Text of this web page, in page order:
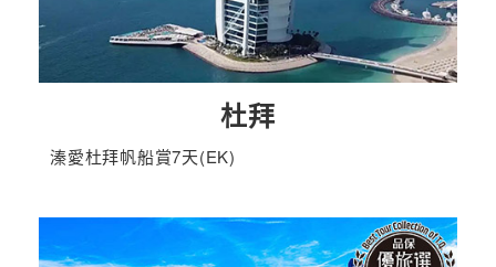
杜拜
溱愛杜拜帆船賞7天(EK)